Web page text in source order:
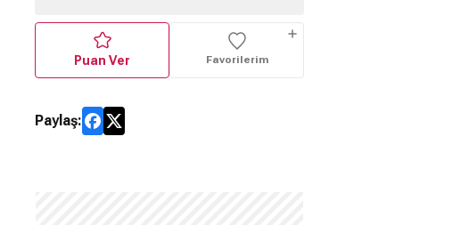
Puan Ver Favorilerim
Paylaş: